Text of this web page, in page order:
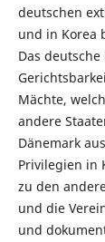
deutschen
und in Korea
Das
Mächte,
andere
Dänemark
Privilegien in
zu den
und die
und